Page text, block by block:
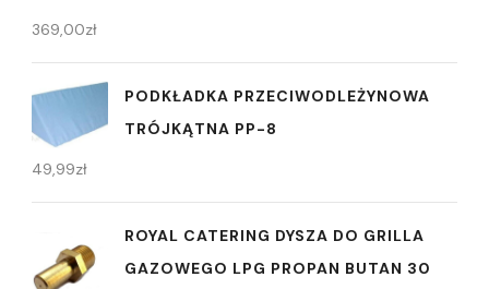
369,00zł
PODKŁADKA PRZECIWODLEŻYNOWA
TRÓJKĄTNA PP-8
49,99zł
ROYAL CATERING DYSZA DO GRILLA
GAZOWEGO LPG PROPAN BUTAN 30